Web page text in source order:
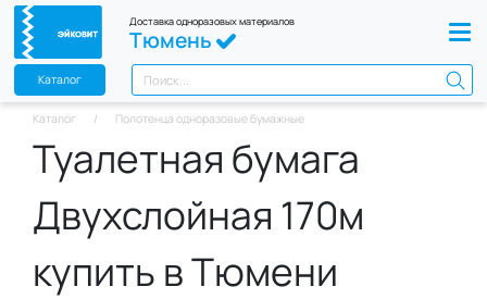
Доставка одноразовых материалов
Тюмень
Каталог
Каталог Полотенца одноразовые бумажные
Туалетная бумага
Двухслойная 170м
купить в Тюмени